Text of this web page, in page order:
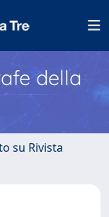
della
su Rivista